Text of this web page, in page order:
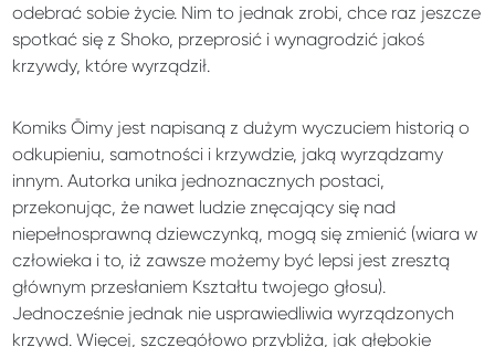
odebrać sobie życie. Nim to jednak zrobi, chce raz jeszcze
spotkać się z Shoko, przeprosić i wynagrodzić jakoś
krzywdy, które wyrządził.
Komiks Ōimy jest napisaną z dużym wyczuciem historią o
odkupieniu, samotności i krzywdzie, jaką wyrządzamy
innym. Autorka unika jednoznacznych postaci,
przekonując, że nawet ludzie znęcający się nad
niepełnosprawną dziewczynką, mogą się zmienić (wiara w
człowieka i to, iż zawsze możemy być lepsi jest zresztą
głównym przesłaniem Kształtu twojego głosu).
Jednocześnie jednak nie usprawiedliwia wyrządzonych
krzywd. Więcej, szczegółowo przybliża, jak głębokie